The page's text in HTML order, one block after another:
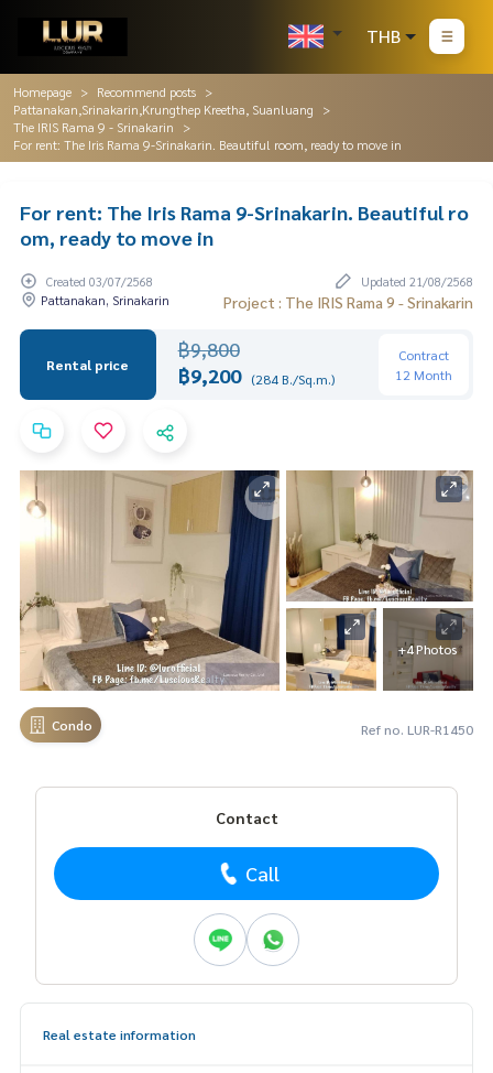
THB
Homepage
Recommend posts
Pattanakan,Srinakarin,Krungthep Kreetha, Suanluang
The IRIS Rama 9 - Srinakarin
For rent: The Iris Rama 9-Srinakarin. Beautiful room, ready to move in
For rent: The Iris Rama 9-Srinakarin. Beautiful ro
om, ready to move in
Created 03/07/2568
Updated 21/08/2568
Pattanakan, Srinakarin
Project : The IRIS Rama 9 - Srinakarin
Rental price
฿9,800
฿9,200 (284 B./Sq.m.)
Contract
12 Month
+4 Photos
Condo Ref no. LUR-R1450
Contact
Call
Real estate information